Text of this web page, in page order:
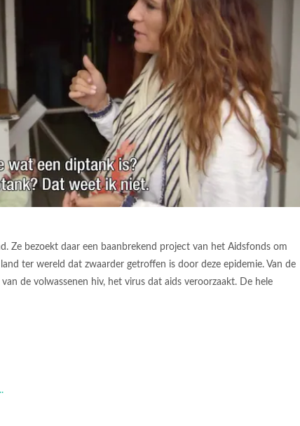
Ze bezoekt daar een baanbrekend project van het Aidsfonds om
ter wereld dat zwaarder getroffen is door deze epidemie. Van de
de volwassenen hiv, het virus dat aids veroorzaakt. De hele